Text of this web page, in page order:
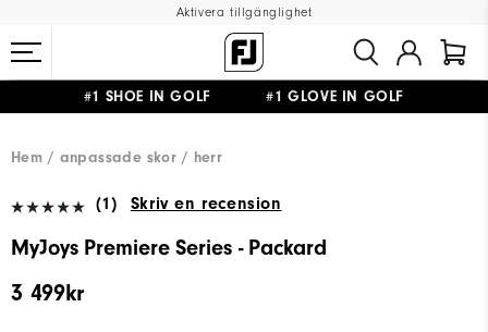
Aktivera tillgänglighet
#1 SHOE IN GOLF #1 GLOVE IN GOLF
Hem
anpassade skor herr
(1) Skriv en recension
MyJoys Premiere Series - Packard
3 499kr